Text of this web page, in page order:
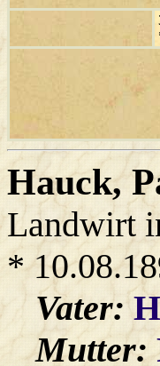
Hauck,
Landwirt
*
Vater:
Mutter: